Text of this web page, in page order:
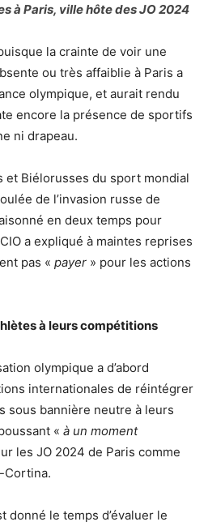
à Paris, ville hôte des JO 2024
la crainte de voir une
ou très affaiblie à Paris a
olympique, et aurait rendu
encore la présence de sportifs
ni drapeau.
et Biélorusses du sport mondial
de l’invasion russe de
en deux temps pour
a expliqué à maintes reprises
pas « payer » pour les actions
à leurs compétitions
olympique a d’abord
internationales de réintégrer
sous bannière neutre à leurs
« à un moment
les JO 2024 de Paris comme
Cortina.
donné le temps d’évaluer le